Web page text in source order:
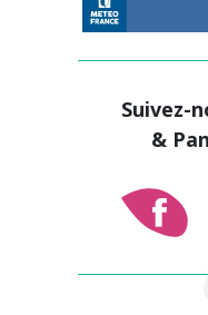
Suivez-
&